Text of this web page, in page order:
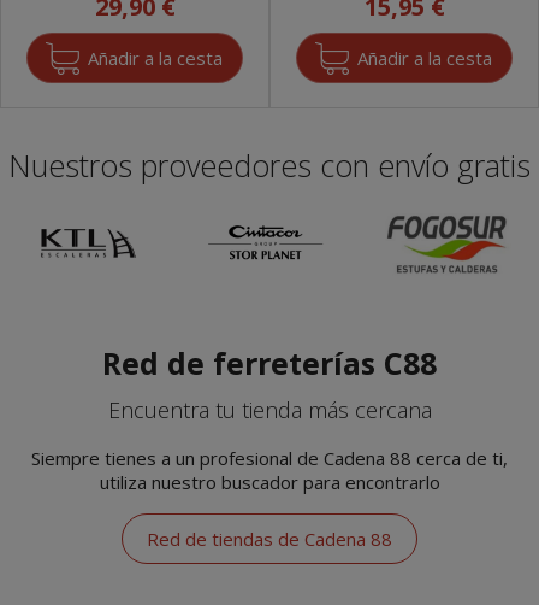
29,90 € 15,95 €
Nuestros proveedores con envío gratis
Red de ferreterías C88
Encuentra tu tienda más cercana
Siempre tienes a un profesional de Cadena 88 cerca de ti,
utiliza nuestro buscador para encontrarlo
Red de tiendas de Cadena 88